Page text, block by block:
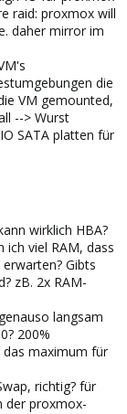
raid: proxmox will
daher mirror im
die
VM gemounted,
--> Wurst
SATA platten für
wirklich HBA?
ich viel RAM, dass
Gibts
zB. 2x RAM-
langsam
200%
maximum für
richtig? für
der proxmox-